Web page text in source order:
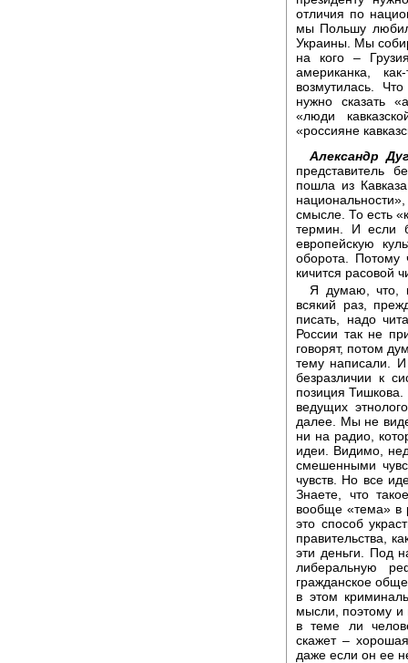
отличия по
мы Польшу
Украины. Мы
на кого –
американка,
возмутилась.
нужно сказать
«люди
«россияне
Александр
представитель
пошла из
смысле. То есть
термин. И если
европейскую
оборота. Потому
кичится расовой
Я думаю, что,
всякий раз,
писать, надо
России так не
говорят, потом
тему написали.
безразличии к
позиция Тишкова.
ведущих
далее. Мы не
ни на радио,
идеи. Видимо,
смешенными
чувств. Но все
Знаете, что
вообще «тема» в
это способ
правительства,
эти деньги. Под
либеральную
гражданское
в этом
мысли, поэтому и
в теме ли
скажет –
даже если он ее